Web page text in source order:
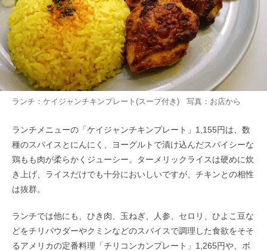
ランチ：ケイジャンチキンプレート(スープ付き) 写真：お店から
ランチメニューの「ケイジャンチキンプレート」1,155円は、数
種のスパイスとにんにく、ヨーグルトで漬け込んだスパイシーな
鶏もも肉が柔らかくジューシー。ターメリックライスは硬めに炊
き上げ、ライスだけでも十分においしいですが、チキンとの相性
は抜群。
ランチでは他にも、ひき肉、玉ねぎ、人参、セロリ、ひよこ豆な
どをチリパウダーやクミンなどのスパイスで調理した食欲をそそ
るアメリカの定番料理「チリコンカンプレート」1,265円や、ボ